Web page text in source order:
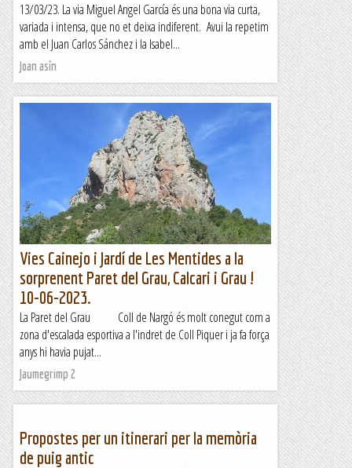
13/03/23. La via Miguel Angel García és una bona via curta,
variada i intensa, que no et deixa indiferent. Avui la repetim
amb el Juan Carlos Sánchez i la Isabel...
Joan asín
Vies Cainejo i Jardí de Les Mentides a la
sorprenent Paret del Grau, Calcari i Grau !
10-06-2023.
La Paret del Grau Coll de Nargó és molt conegut com a
zona d'escalada esportiva a l'indret de Coll Piquer i ja fa força
anys hi havia pujat...
Jaumegrimp 2
Propostes per un itinerari per la memòria
de puig antic